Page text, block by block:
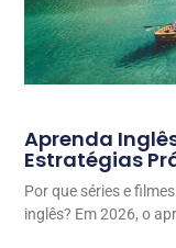
Aprenda
Estratégias
Por que séries e
inglês? Em 2026, o